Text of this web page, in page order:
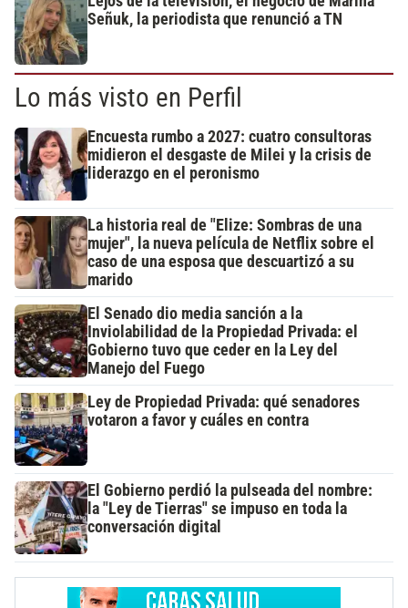
Señuk, la periodista que renunció a TN
Lo más visto en Perfil
Encuesta rumbo a 2027: cuatro consultoras
midieron el desgaste de Milei y la crisis de
liderazgo en el peronismo
La historia real de "Elize: Sombras de una
mujer", la nueva película de Netflix sobre el
caso de una esposa que descuartizó a su
marido
El Senado dio media sanción a la
Inviolabilidad de la Propiedad Privada: el
Gobierno tuvo que ceder en la Ley del
Manejo del Fuego
Ley de Propiedad Privada: qué senadores
votaron a favor y cuáles en contra
El Gobierno perdió la pulseada del nombre:
la "Ley de Tierras" se impuso en toda la
conversación digital